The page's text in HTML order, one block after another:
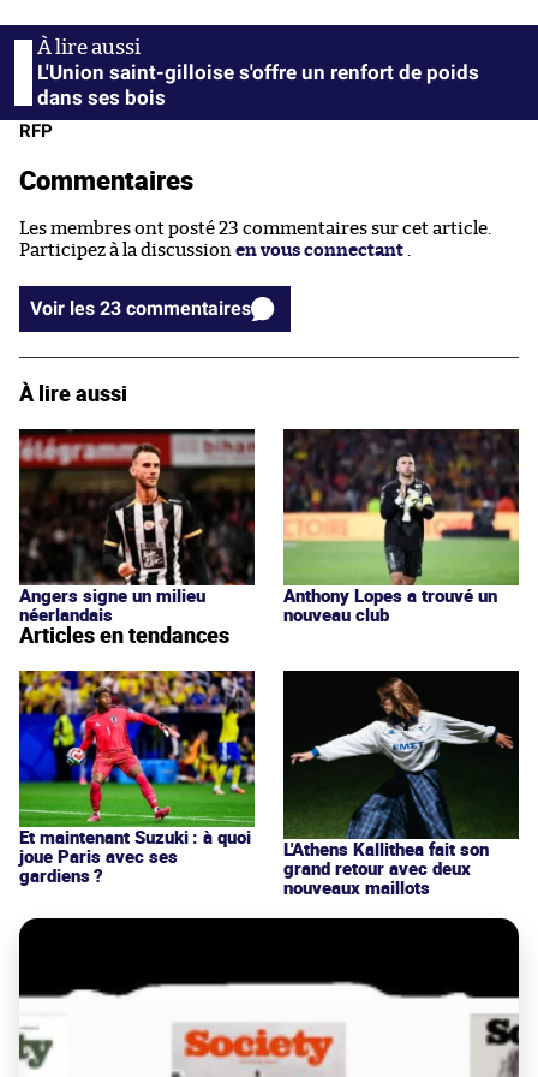
L'Union saint-gilloise s'offre un renfort de poids
dans ses bois
RFP
Commentaires
Les membres ont posté 23 commentaires sur cet article.
Participez à la discussion en vous connectant
Voir les 23 commentaires
À lire aussi
Angers signe un milieu
néerlandais
Anthony Lopes a trouvé un
nouveau club
Articles en tendances
Et maintenant Suzuki : à quoi
joue Paris avec ses
gardiens ?
L'Athens Kallithea fait son
grand retour avec deux
nouveaux maillots